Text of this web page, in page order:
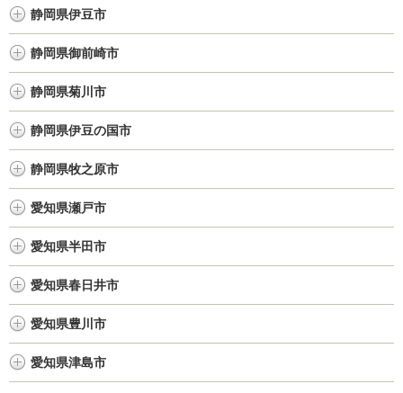
静岡県伊豆市
静岡県御前崎市
静岡県菊川市
静岡県伊豆の国市
静岡県牧之原市
愛知県瀬戸市
愛知県半田市
愛知県春日井市
愛知県豊川市
愛知県津島市